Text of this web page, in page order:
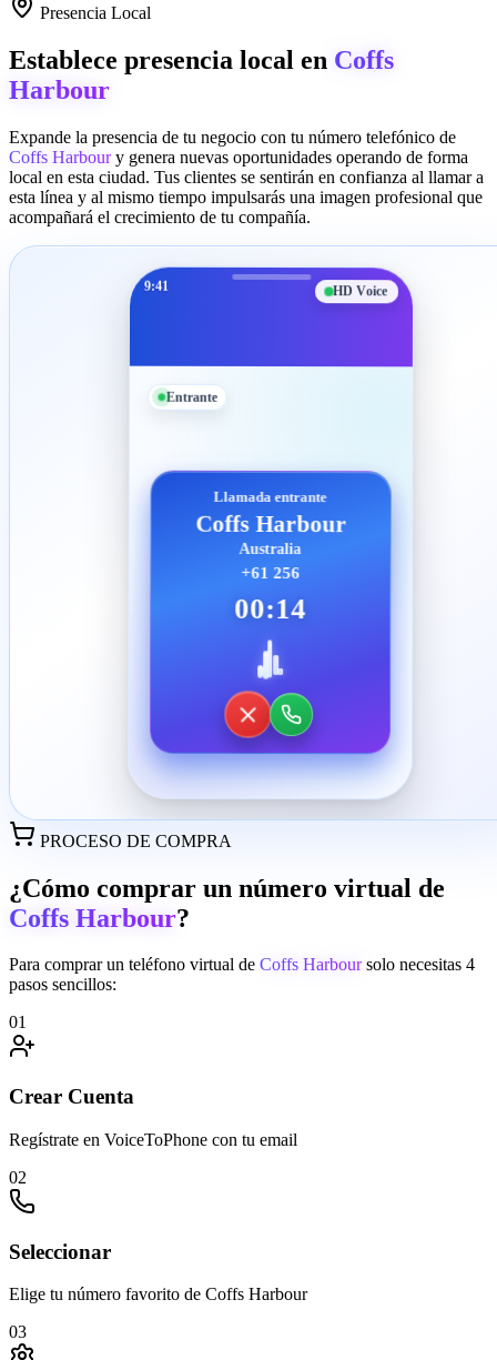
Presencia Local
Establece presencia local en Coffs
Harbour
Expande la presencia de tu negocio con tu número telefónico de
Coffs Harbour y genera nuevas oportunidades operando de forma
local en esta ciudad. Tus clientes se sentirán en confianza al llamar a
esta línea y al mismo tiempo impulsarás una imagen profesional que
acompañará el crecimiento de tu compañía.
9:41 HD Voice
Entrante
Llamada entrante
Coffs Harbour
Australia
+61 256
00:14
PROCESO DE COMPRA
¿Cómo comprar un número virtual de
Coffs Harbour?
Para comprar un teléfono virtual de Coffs Harbour solo necesitas 4
pasos sencillos:
01
Crear Cuenta
Regístrate en VoiceToPhone con tu email
02
Seleccionar
Elige tu número favorito de Coffs Harbour
03